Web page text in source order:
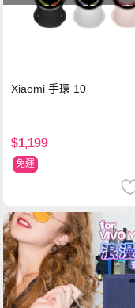
Xiaomi 手環 10
$1,199
免運